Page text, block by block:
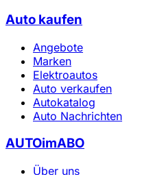
Auto kaufen
Angebote
Marken
Elektroautos
Auto verkaufen
Autokatalog
Auto Nachrichten
AUTOimABO
Über uns